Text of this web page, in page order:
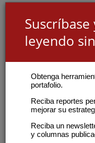
leyendo
Obtenga
portafolio.
Reciba reportes
mejorar su
Reciba un
y columnas